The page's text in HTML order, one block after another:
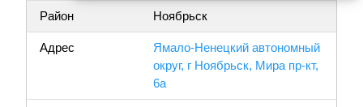
Район Ноябрьск
Адрес
Ямало-Ненецкий автономный
округ, г Ноябрьск, Мира пр-кт,
6а